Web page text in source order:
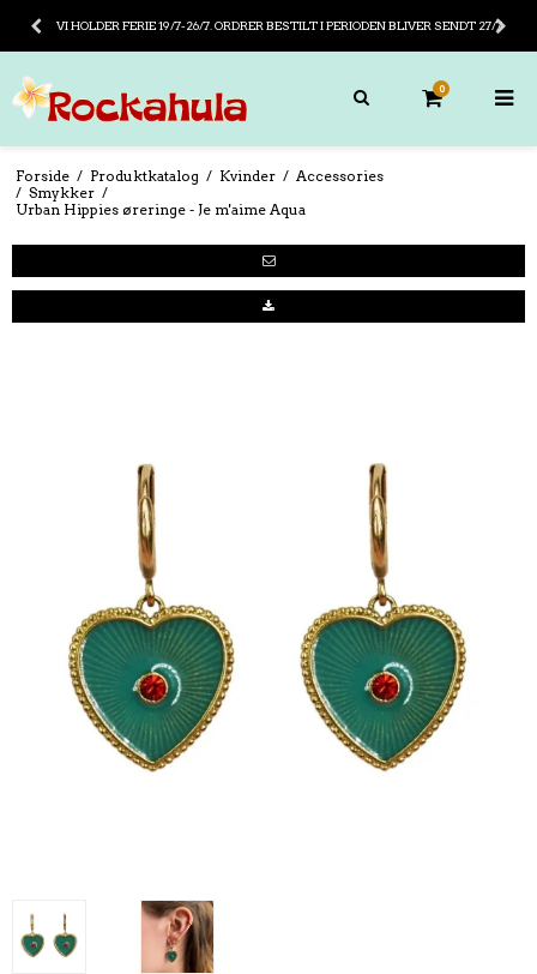
VI HOLDER FERIE 19/7-26/7. ORDRER BESTILT I PERIODEN BLIVER SENDT 27/7
0
Forside / Produktkatalog / Kvinder / Accessories
/ Smykker /
Urban Hippies øreringe - Je m'aime Aqua